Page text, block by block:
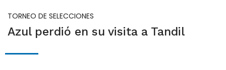
TORNEO DE SELECCIONES
Azul perdió en su visita a Tandil